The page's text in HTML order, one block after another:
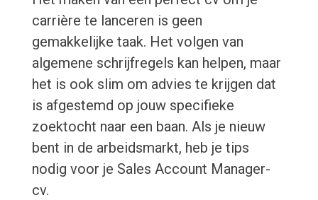
carrière te lanceren is geen
gemakkelijke taak. Het volgen van
algemene schrijfregels kan helpen, maar
het is ook slim om advies te krijgen dat
is afgestemd op jouw specifieke
zoektocht naar een baan. Als je nieuw
bent in de arbeidsmarkt, heb je tips
nodig voor je Sales Account Manager-
cv.